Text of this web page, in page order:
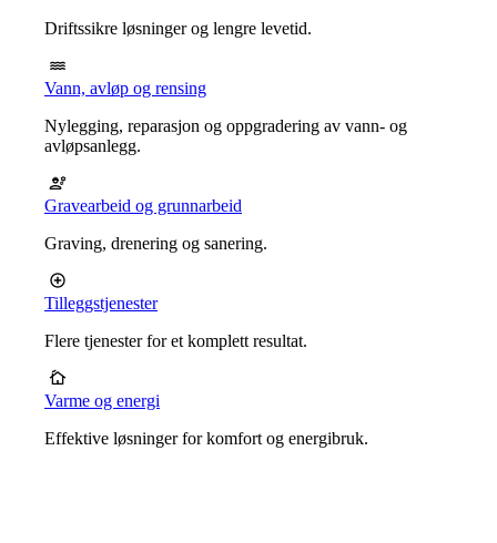
Driftssikre løsninger og lengre levetid.
Vann, avløp og rensing
Nylegging, reparasjon og oppgradering av vann- og
avløpsanlegg.
Gravearbeid og grunnarbeid
Graving, drenering og sanering.
Tilleggstjenester
Flere tjenester for et komplett resultat.
Varme og energi
Effektive løsninger for komfort og energibruk.